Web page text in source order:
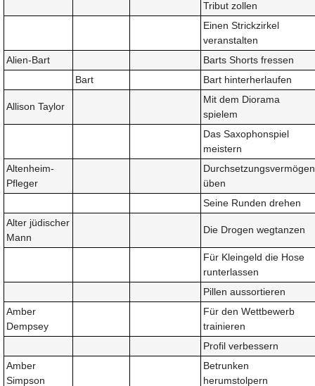
Tribut zollen
Einen Strickzirkel
veranstalten
Alien-Bart
Barts Shorts fressen
Bart
Bart hinterherlaufen
Allison Taylor
Mit dem Diorama
spielem
Das Saxophonspiel
meistern
Altenheim-
Pfleger
Durchsetzungsvermögen
üben
Seine Runden drehen
Alter jüdischer
Mann
Die Drogen wegtanzen
Für Kleingeld die Hose
runterlassen
Pillen aussortieren
Amber
Dempsey
Für den Wettbewerb
trainieren
Profil verbessern
Amber
Simpson
Betrunken
herumstolpern